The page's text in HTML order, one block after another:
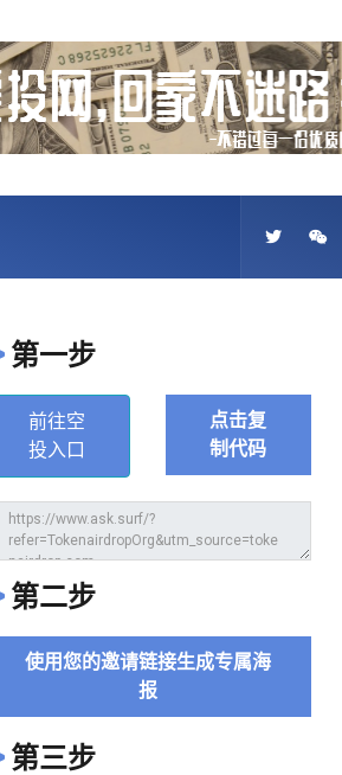
第一步
前往空
投入口
点击复
制代码
第二步
使用您的邀请链接生成专属海
报
第三步